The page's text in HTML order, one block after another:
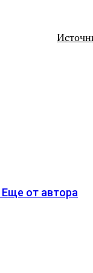
Еще от автора